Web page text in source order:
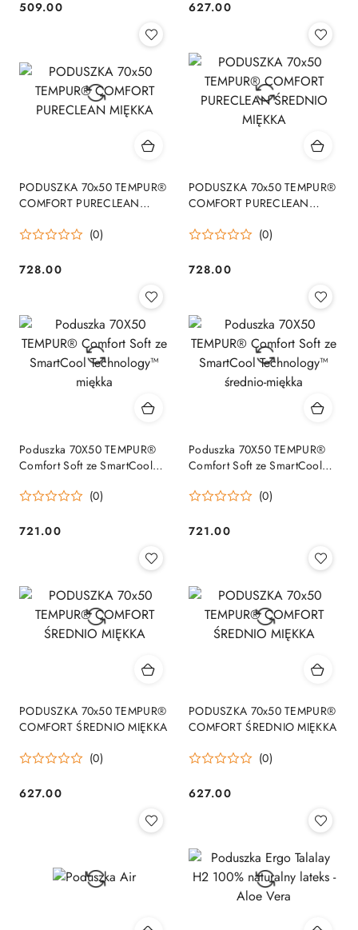
Cena:
509.00 Cena:
627.00
PODUSZKA 70x50 TEMPUR®
COMFORT PURECLEAN
(0)
Cena:
728.00
PODUSZKA 70x50 TEMPUR®
COMFORT PURECLEAN
(0)
Cena:
728.00
Poduszka 70X50 TEMPUR®
Comfort Soft ze SmartCool
(0)
Cena:
721.00
Poduszka 70X50 TEMPUR®
Comfort Soft ze SmartCool
(0)
Cena:
721.00
PODUSZKA 70x50 TEMPUR®
COMFORT ŚREDNIO MIĘKKA
(0)
Cena:
627.00
PODUSZKA 70x50 TEMPUR®
COMFORT ŚREDNIO MIĘKKA
(0)
Cena:
627.00